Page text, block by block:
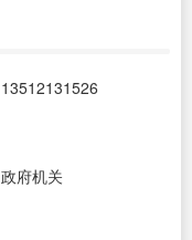
13512131526
政府机关